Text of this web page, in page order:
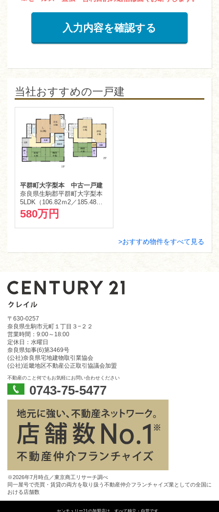
入力内容を確認する
当社おすすめの一戸建
平群町大字梨本 中古一戸建
奈良県生駒郡平群町大字梨本
5LDK（106.82ｍ 2 ／185.48ｍ
580万円
おすすめ物件をすべて見る
〒630-0257
奈良県生駒市元町１丁目３−２２
営業時間：9:00～18:00
定休日：水曜日
奈良県知事(6)第3469号
(公社)奈良県宅地建物取引業協会
(公社)近畿地区不動産公正取引協議会加盟
不動産のこと何でもお気軽にお問い合わせください
0743-75-5477
※2026年7月時点／東京商工リサーチ調べ
同一屋号で売買・賃貸の両方を取り扱う不動産仲介フランチャイズ業としての全国に
おける店舗数
センチュリー21の加盟店は、すべて独立・自営です。